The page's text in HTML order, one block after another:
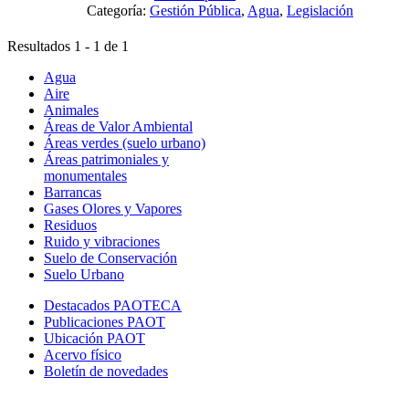
Categoría: Gestión Pública, Agua, Legislación
Resultados 1 - 1 de 1
Agua
Aire
Animales
Áreas de Valor Ambiental
Áreas verdes (suelo urbano)
Áreas patrimoniales y
monumentales
Barrancas
Gases Olores y Vapores
Residuos
Ruido y vibraciones
Suelo de Conservación
Suelo Urbano
Destacados PAOTECA
Publicaciones PAOT
Ubicación PAOT
Acervo físico
Boletín de novedades